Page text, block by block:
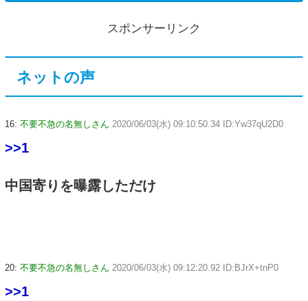
スポンサーリンク
ネットの声
16: 不要不急の名無しさん 2020/06/03(水) 09:10:50.34 ID:Yw37qU2D0
>>1
中国寄りを曝露しただけ
20: 不要不急の名無しさん 2020/06/03(水) 09:12:20.92 ID:BJrX+tnP0
>>1